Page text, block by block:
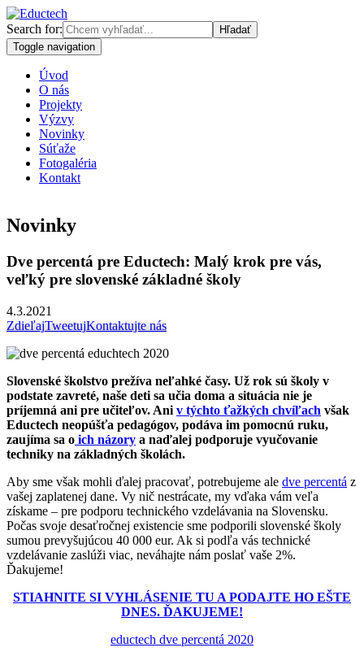
Search for:
Toggle navigation
Úvod
O nás
Projekty
Výzvy
Novinky
Súťaže
Fotogaléria
Kontakt
Novinky
Dve percentá pre Eductech: Malý krok pre vás,
veľký pre slovenské základné školy
4.3.2021
ZdieľajTweetujKontaktujte nás
Slovenské školstvo prežíva neľahké časy. Už rok sú školy v
podstate zavreté, naše deti sa učia doma a situácia nie je
príjemná ani pre učiteľov. Ani v týchto ťažkých chvíľach však
Eductech neopúšťa pedagógov, podáva im pomocnú ruku,
zaujíma sa o ich názory a naďalej podporuje vyučovanie
techniky na základných školách.
Aby sme však mohli ďalej pracovať, potrebujeme ale dve percentá z
vašej zaplatenej dane. Vy nič nestrácate, my vďaka vám veľa
získame – pre podporu technického vzdelávania na Slovensku.
Počas svoje desaťročnej existencie sme podporili slovenské školy
sumou prevyšujúcou 40 000 eur. Ak si podľa vás technické
vzdelávanie zaslúži viac, neváhajte nám poslať vaše 2%.
Ďakujeme!
STIAHNITE SI VYHLÁSENIE TU A PODAJTE HO EŠTE
DNES. ĎAKUJEME!
eductech dve percentá 2020